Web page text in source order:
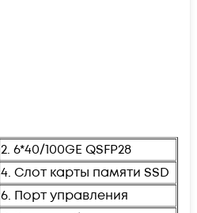
2. 6*40/100GE QSFP28
4. Слот карты памяти SSD
6. Порт управления